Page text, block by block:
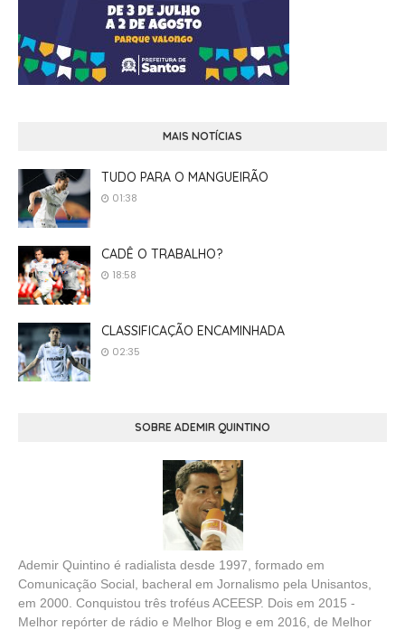
MAIS NOTÍCIAS
TUDO PARA O MANGUEIRÃO
01:38
CADÊ O TRABALHO?
18:58
CLASSIFICAÇÃO ENCAMINHADA
02:35
SOBRE ADEMIR QUINTINO
Ademir Quintino é radialista desde 1997, formado em
Comunicação Social, bacheral em Jornalismo pela Unisantos,
em 2000. Conquistou três troféus ACEESP. Dois em 2015 -
Melhor repórter de rádio e Melhor Blog e em 2016, de Melhor